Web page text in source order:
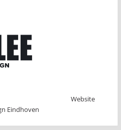
Website
Eindhoven